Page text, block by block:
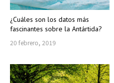
¿Cuáles son los datos más
fascinantes sobre la Antártida?
20 febrero, 2019